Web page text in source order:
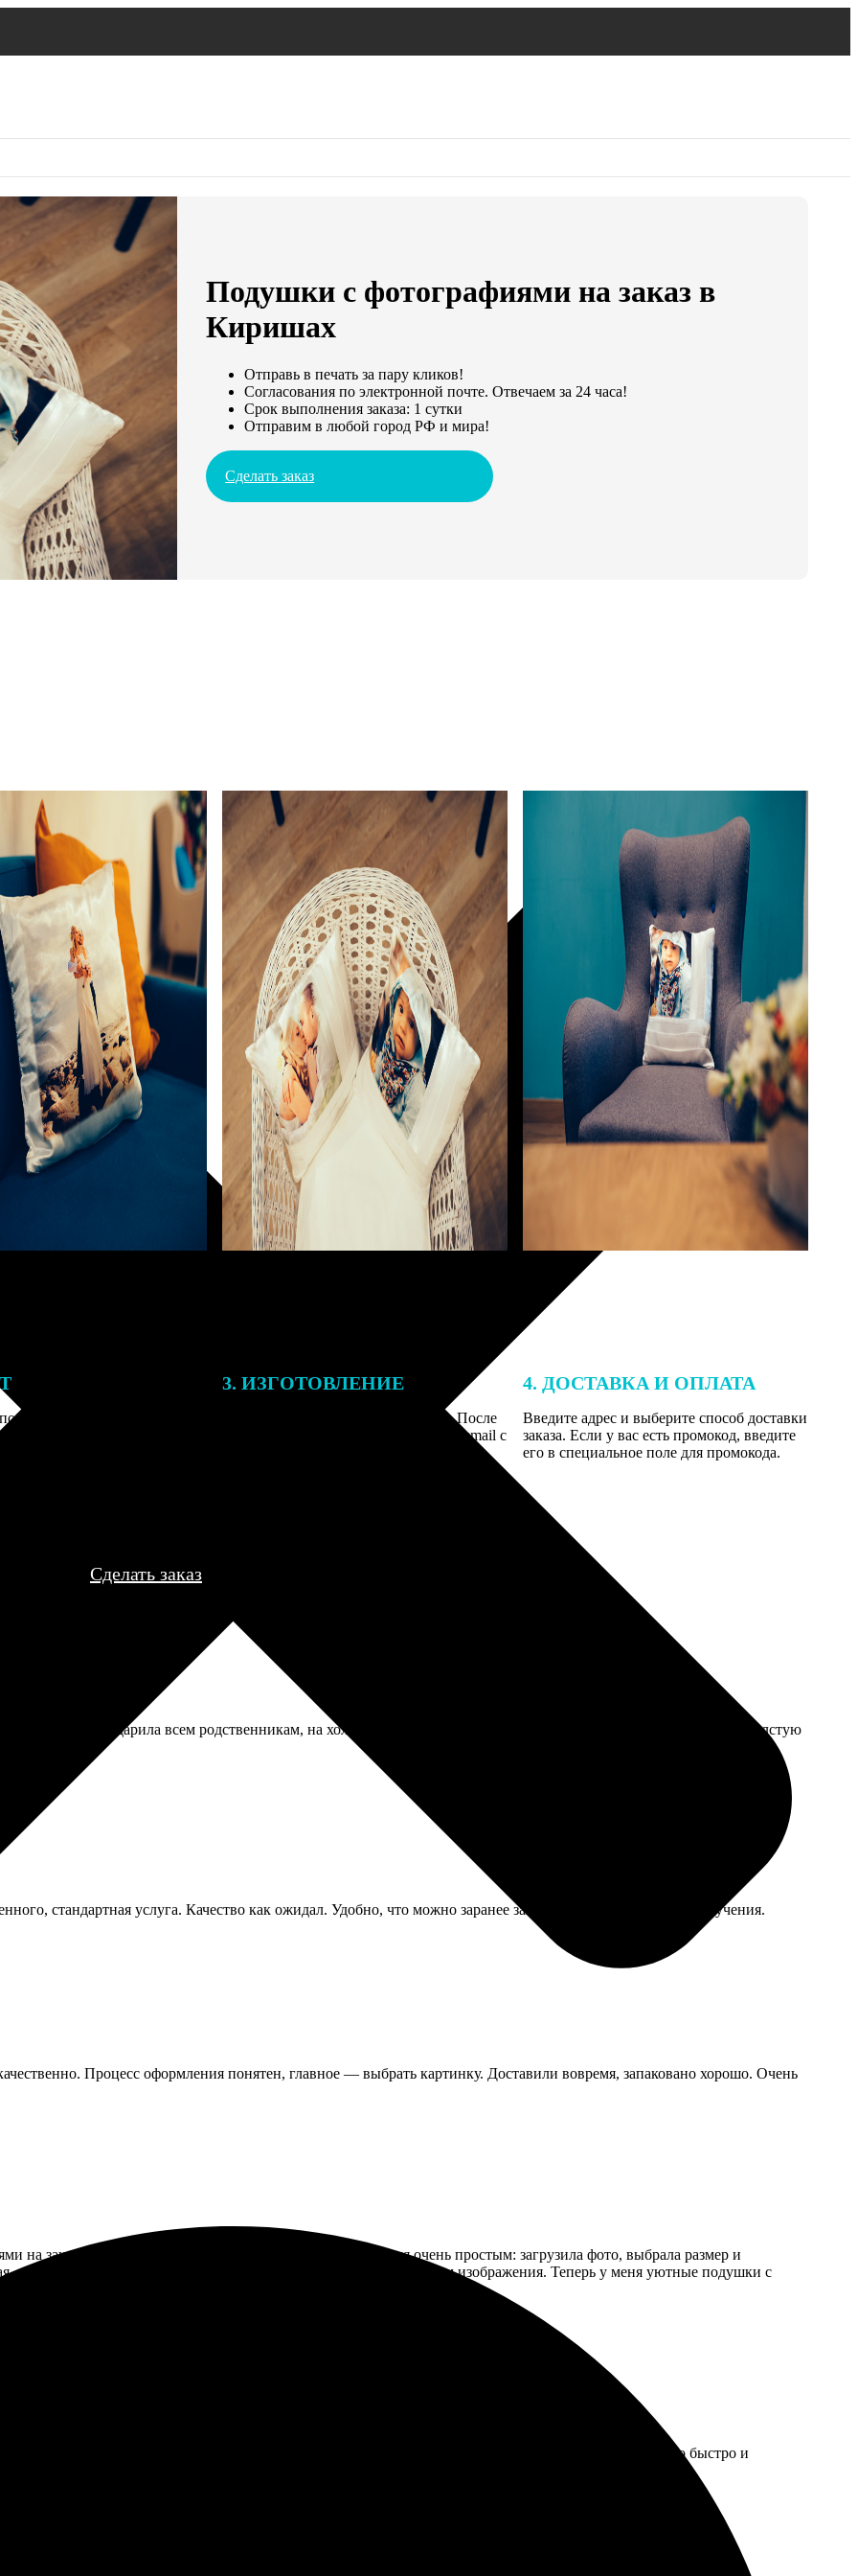
Подушки с фотографиями на заказ в
Киришах
Отправь в печать за пару кликов!
Согласования по электронной почте. Отвечаем за 24 часа!
Срок выполнения заказа: 1 сутки
Отправим в любой город РФ и мира!
Сделать заказ
заказа к печати
могут связаться с Вами
телефону или email для
деталей.
3. ИЗГОТОВЛЕНИЕ
Оплатите заказ банковской картой. После
оплаты получите подтверждение на email с
описанием заказа. Когда отправим заказ
4. ДОСТАВКА И ОПЛАТА
Введите адрес и выберите способ доставки
заказа. Если у вас есть промокод, введите
его в специальное поле для промокода.
Сделать заказ
размера. Раздарила всем родственникам, на холодильнике смотрятся мило. Магнитик держит хорошо, даже толстую
стандартная услуга. Качество как ожидал. Удобно, что можно заранее загрузить и выбрать время получения.
Процесс оформления понятен, главное — выбрать картинку. Доставили вовремя, запаковано хорошо. Очень
на заказ, и наткнулась на эту компанию. Процесс оказался очень простым: загрузила фото, выбрала размер и
подушки пришли в идеальном состоянии и с отличным качеством изображения. Теперь у меня уютные подушки с
снова.
с фото, процесс оказался простым и интуитивно понятным. Качество печати впечатляет, все сделано быстро и